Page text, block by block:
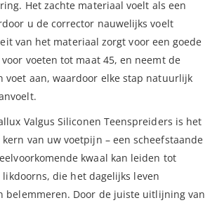
Het zachte materiaal voelt als een
u de corrector nauwelijks voelt
van het materiaal zorgt voor een goede
voeten tot maat 45, en neemt de
voet aan, waardoor elke stap natuurlijk
Valgus Siliconen Teenspreiders is het
van uw voetpijn – een scheefstaande
kwaal kan leiden tot
die het dagelijks leven
belemmeren. Door de juiste uitlijning van